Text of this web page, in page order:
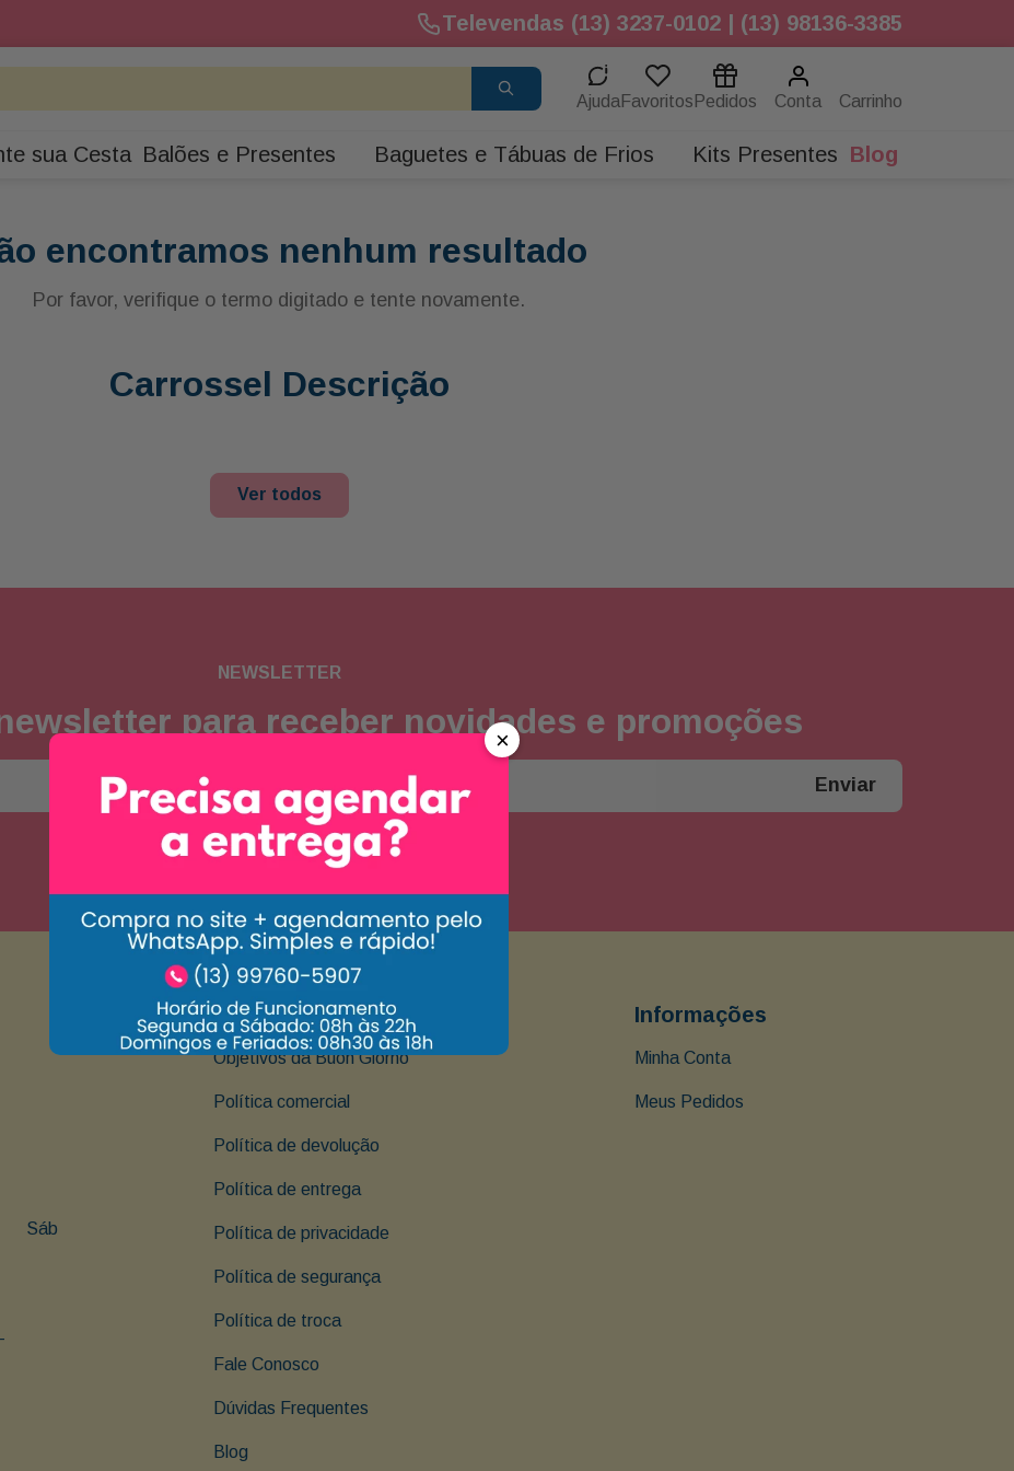
Televendas (13) 3237-0102 | (13) 98136-3385
Ajuda Favoritos Pedidos Conta
sua Cesta Balões e Presentes Baguetes e Tábuas de Frios Kits Presentes Blog
encontramos nenhum resultado
Por favor, verifique o termo digitado e tente novamente.
Carrossel Descrição
Ver todos
NEWSLETTER
para receber novidades e promoções
Enviar
Concordo com a política de privacidade
Sáb
Institucional
Objetivos da Buon Giorno
Política comercial
Política de devolução
Política de entrega
Política de privacidade
Política de segurança
Política de troca
Fale Conosco
Dúvidas Frequentes
Blog
Informações
Minha Conta
Meus Pedidos
×